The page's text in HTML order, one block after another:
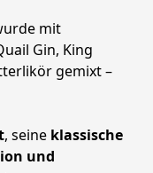
mit
Gin, King
gemixt –
, seine klassische
und